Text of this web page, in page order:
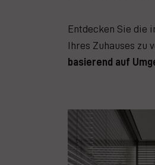
Entdecken Sie die
Ihres Zuhauses zu
basierend auf